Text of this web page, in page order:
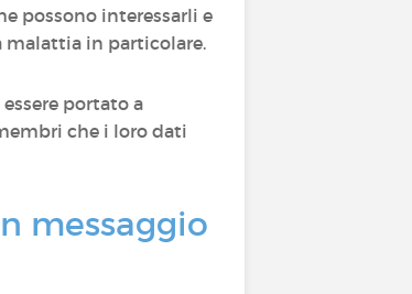
possono interessarli e
malattia in particolare.
portato a
che i loro dati
messaggio